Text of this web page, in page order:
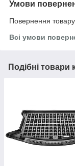
Умови
Повернення
Всі умови
Подібні товари